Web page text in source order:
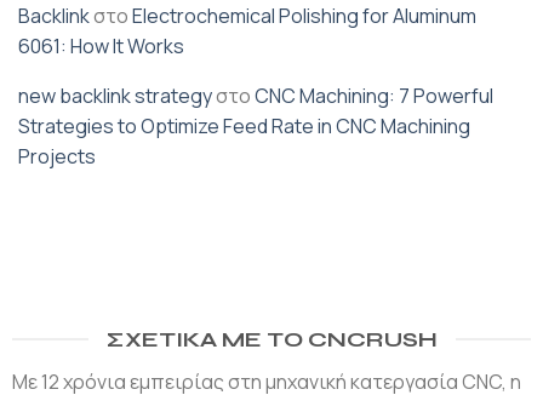
BacklinkστοElectrochemical Polishing for Aluminum
6061: How It Works
new backlink strategyστοCNC Machining: 7 Powerful
Strategies to Optimize Feed Rate in CNC Machining
Projects
ΣΧΕΤΙΚΆ ΜΕ ΤΟ CNCRUSH
Με 12 χρόνια εμπειρίας στη μηχανική κατεργασία CNC, η